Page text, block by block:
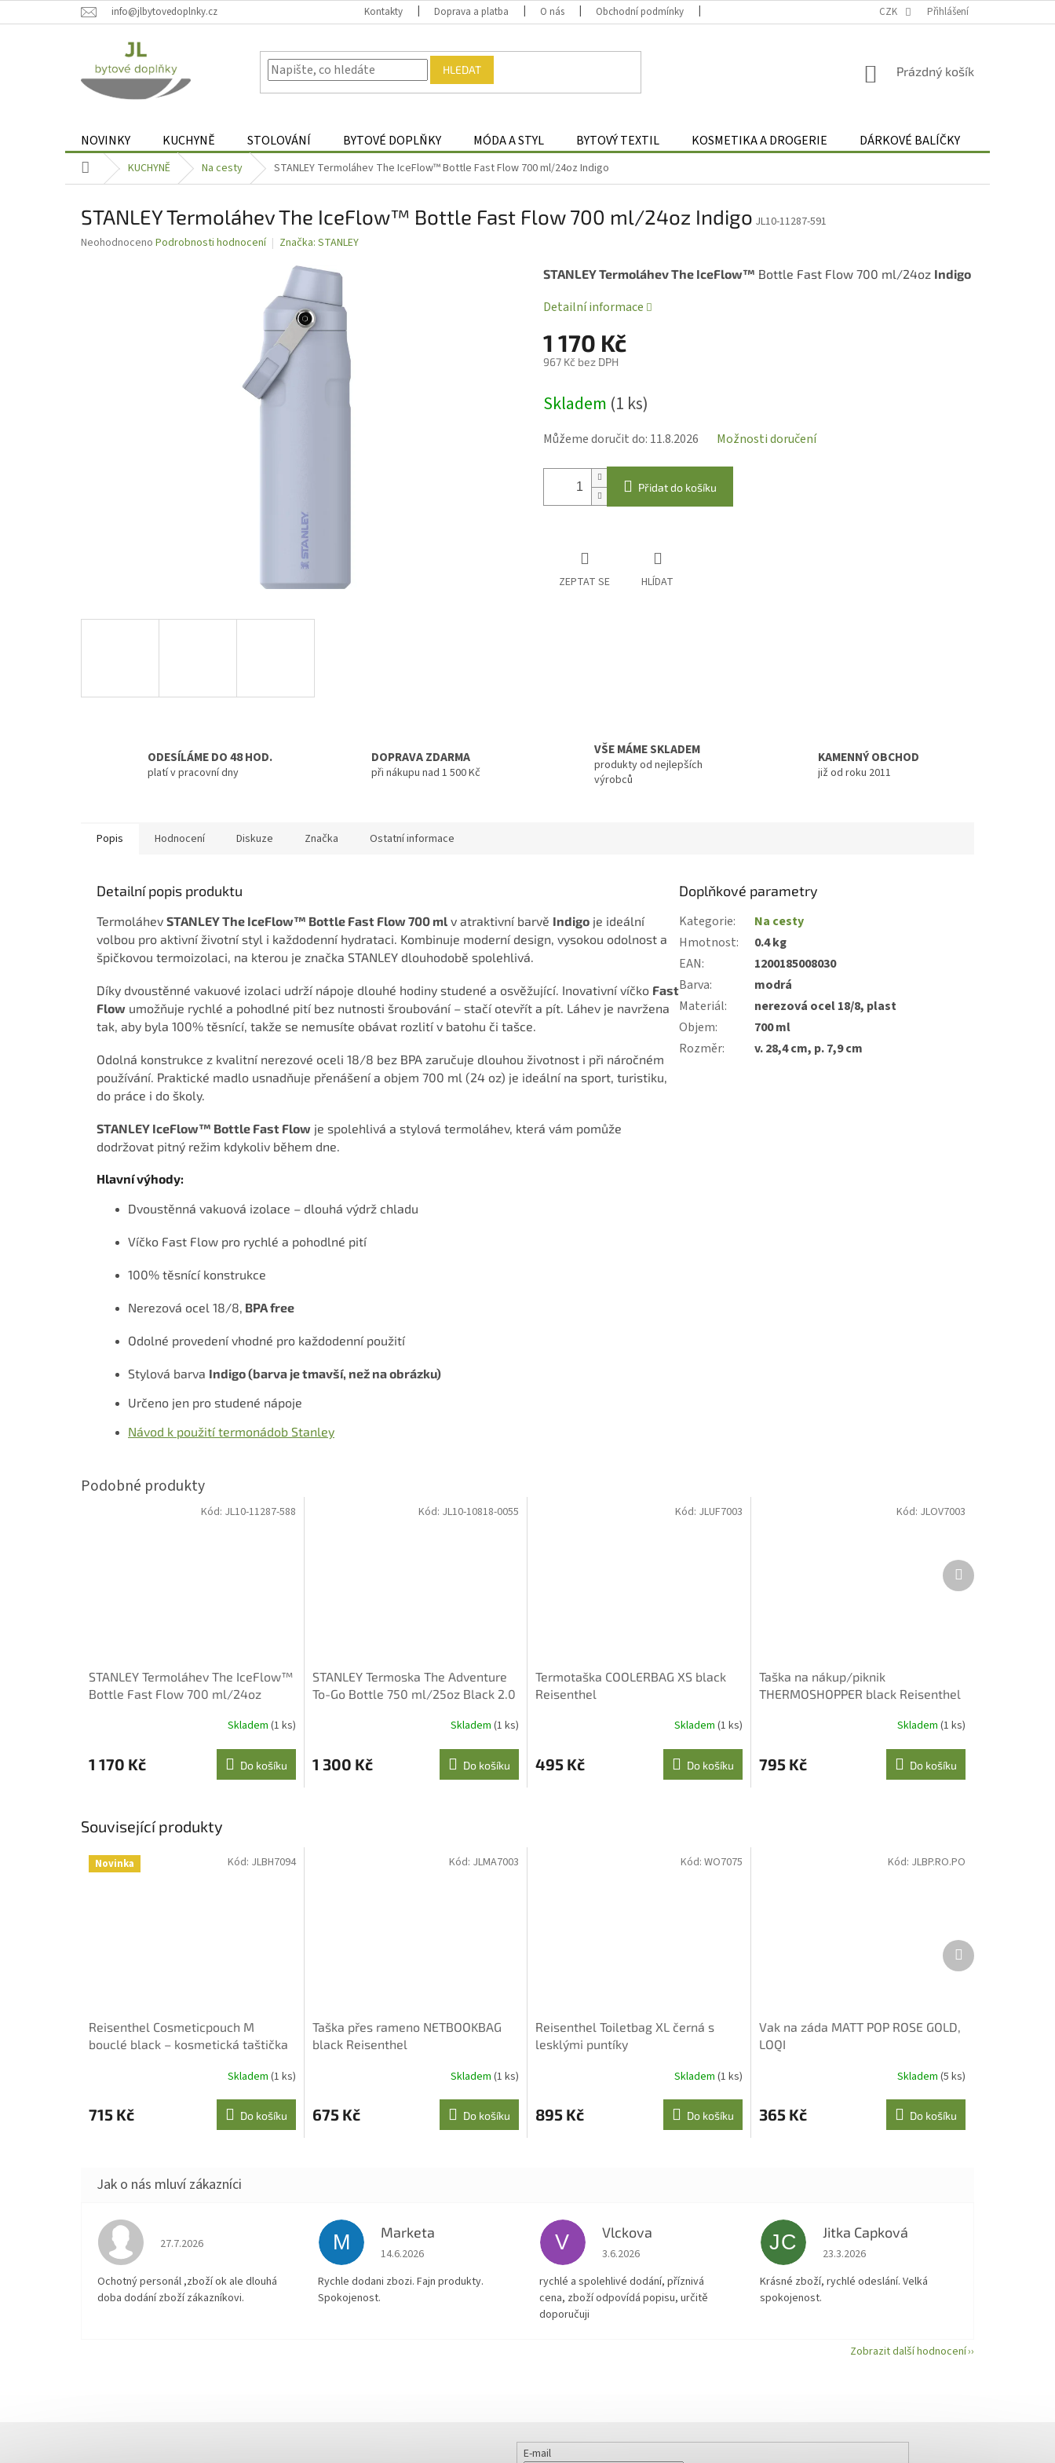
na
info@jlbytovedoplnky.cz Kontakty Doprava a platba O nás Obchodní podmínky Odstoupení od smlouvy
CZK Přihlášení
HLEDAT
NÁKUPNÍ
Prázdný košík
NOVINKY KUCHYNĚ STOLOVÁNÍ BYTOVÉ DOPLŇKY MÓDA A STYL BYTOVÝ TEXTIL KOSMETIKA A DROGERIE DÁRKOVÉ BALÍČKY
Domů KUCHYNĚ Na cesty STANLEY Termoláhev The IceFlow™ Bottle Fast Flow 700 ml/24oz Indigo
STANLEY Termoláhev The IceFlow™ Bottle Fast Flow 700 ml/24oz Indigo JL10-11287-591
Průměrné
Neohodnoceno Podrobnosti hodnocení Značka: STANLEY
1 170 Kč
967 Kč bez DPH
cena:
Skladem (1 ks)
Můžeme doručit do: 11.8.2026 Možnosti doručení
Přidat do košíku
STANLEY Termoláhev The IceFlow™ Bottle Fast Flow 700 ml/24oz Indigo
Detailní informace
ZEPTAT SE HLÍDAT
ODESÍLÁME DO 48 HOD.
platí v pracovní dny
DOPRAVA ZDARMA
při nákupu nad 1 500 Kč
VŠE MÁME SKLADEM
produkty od nejlepších
výrobců
KAMENNÝ OBCHOD
již od roku 2011
Popis Hodnocení Diskuze Značka Ostatní informace
Detailní popis produktu
Termoláhev STANLEY The IceFlow™ Bottle Fast Flow 700 ml v atraktivní barvě Indigo je ideální
volbou pro aktivní životní styl i každodenní hydrataci. Kombinuje moderní design, vysokou odolnost a
špičkovou termoizolaci, na kterou je značka STANLEY dlouhodobě spolehlivá.
Díky dvoustěnné vakuové izolaci udrží nápoje dlouhé hodiny studené a osvěžující. Inovativní víčko Fast
Flow umožňuje rychlé a pohodlné pití bez nutnosti šroubování – stačí otevřít a pít. Láhev je navržena
tak, aby byla 100% těsnící, takže se nemusíte obávat rozlití v batohu či tašce.
Odolná konstrukce z kvalitní nerezové oceli 18/8 bez BPA zaručuje dlouhou životnost i při náročném
používání. Praktické madlo usnadňuje přenášení a objem 700 ml (24 oz) je ideální na sport, turistiku,
do práce i do školy.
STANLEY IceFlow™ Bottle Fast Flow je spolehlivá a stylová termoláhev, která vám pomůže
dodržovat pitný režim kdykoliv během dne.
Hlavní výhody:
Dvoustěnná vakuová izolace – dlouhá výdrž chladu
Víčko Fast Flow pro rychlé a pohodlné pití
100% těsnící konstrukce
Nerezová ocel 18/8, BPA free
Odolné provedení vhodné pro každodenní použití
Stylová barva Indigo (barva je tmavší, než na obrázku)
Určeno jen pro studené nápoje
Návod k použití termonádob Stanley
Doplňkové parametry
Kategorie:
Na cesty
Hmotnost:
0.4 kg
EAN:
1200185008030
Barva:
modrá
Materiál:
nerezová ocel 18/8, plast
Objem:
700 ml
Rozměr: v. 28,4 cm, p. 7,9 cm
STANLEY Termoláhev The IceFlow™
Bottle Fast Flow 700 ml/24oz
Skladem (1 ks)
1 170 Kč Do košíku
Kód: JL10-11287-588
STANLEY Termoska The Adventure
To-Go Bottle 750 ml/25oz Black 2.0
Skladem (1 ks)
1 300 Kč Do košíku
Kód: JL10-10818-0055
Termotaška COOLERBAG XS black
Reisenthel
Skladem (1 ks)
495 Kč Do košíku
Kód: JLUF7003
Taška na nákup/piknik
THERMOSHOPPER black Reisenthel
Skladem (1 ks)
795 Kč Do košíku
Kód: JLOV7003
Další
produkt
Související produkty
Novinka
Reisenthel Cosmeticpouch M
bouclé black – kosmetická taštička
Skladem (1 ks)
715 Kč Do košíku
Kód: JLBH7094
Taška přes rameno NETBOOKBAG
black Reisenthel
Skladem (1 ks)
675 Kč Do košíku
Kód: JLMA7003
Reisenthel Toiletbag XL černá s
lesklými puntíky
Skladem (1 ks)
895 Kč Do košíku
Kód: WO7075
Vak na záda MATT POP ROSE GOLD,
LOQI
Skladem (5 ks)
365 Kč Do košíku
Kód: JLBP.RO.PO
Další
produkt
Hodnocení obchodu je 4 z 5 hvězdiček.
27.7.2026
Ochotný personál ,zboží ok ale dlouhá
doba dodání zboží zákazníkovi.
M Marketa
Hodnocení obchodu je 5 z 5 hvězdiček.
14.6.2026
Rychle dodani zbozi. Fajn produkty.
Spokojenost.
V Vlckova
Hodnocení obchodu je 5 z 5 hvězdiček.
3.6.2026
rychlé a spolehlivé dodání, příznivá
cena, zboží odpovídá popisu, určitě
doporučuji
JC Jitka Capková
Hodnocení obchodu je 5 z 5 hvězdiček.
23.3.2026
Krásné zboží, rychlé odeslání. Velká
spokojenost.
Zobrazit další hodnocení
E-mail